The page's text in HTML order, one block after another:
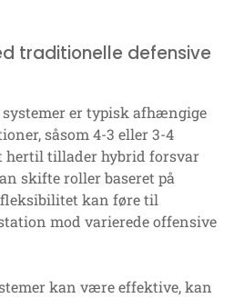
traditionelle defensive
er typisk afhængige
såsom 4-3 eller 3-4
tillader hybrid forsvar
skifte roller baseret på
kan føre til
mod varierede offensive
kan være effektive, kan